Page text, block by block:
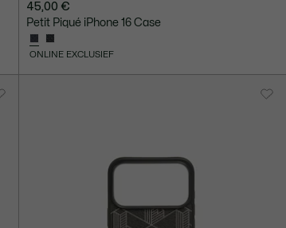
45,00 €
Petit Piqué iPhone 16 Case
ONLINE EXCLUSIEF